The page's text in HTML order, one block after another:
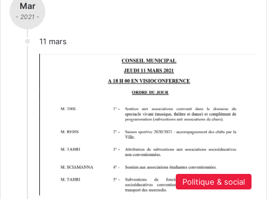
Mar
- 2021 -
11 mars
Politique & social